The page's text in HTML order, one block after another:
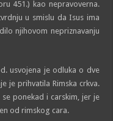
451.) kao nepravoverna.
u smislu da Isus ima
njihovom nepriznavanju
usvojena je odluka o dve
je prihvatila Rimska crkva.
ponekad i carskim, jer je
od rimskog cara.